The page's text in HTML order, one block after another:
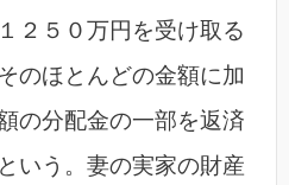
２５０万円を受け取る
のほとんどの金額に加
の分配金の一部を返済
いう。妻の実家の財産